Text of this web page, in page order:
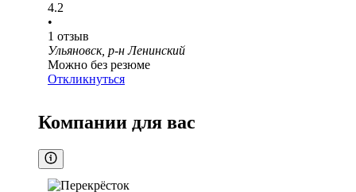
4.2
•
1 отзыв
Ульяновск, р-н Ленинский
Можно без резюме
Откликнуться
Компании для вас